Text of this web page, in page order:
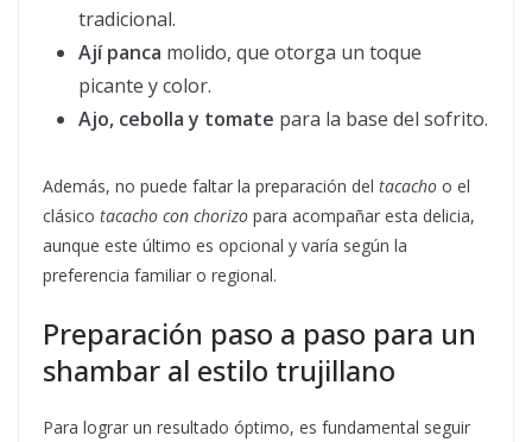
tradicional.
Ají panca molido, que otorga un toque
picante y color.
Ajo, cebolla y tomate para la base del sofrito.
Además, no puede faltar la preparación del tacacho o el
clásico tacacho con chorizo para acompañar esta delicia,
aunque este último es opcional y varía según la
preferencia familiar o regional.
Preparación paso a paso para un
shambar al estilo trujillano
Para lograr un resultado óptimo, es fundamental seguir